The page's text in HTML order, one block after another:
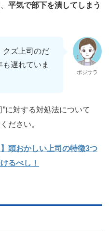
平気で部下を潰してしまう
クズ上司のだ
遅れていま
ポジサラ
に対する対処法について
ださい。
頭おかしい上司の特徴3つ
るべし！